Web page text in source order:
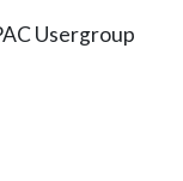
Usergroup